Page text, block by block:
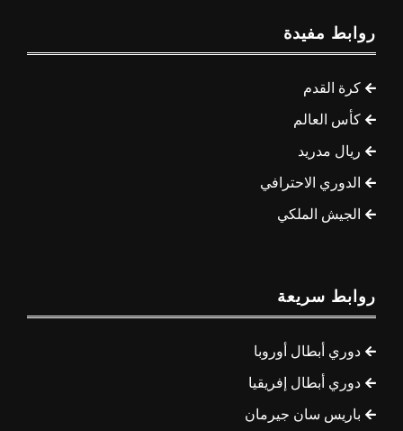
روابط مفيدة
كرة القدم
كأس العالم
ريال مدريد
الدوري الاحترافي
الجيش الملكي
روابط سريعة
دوري أبطال أوروبا
دوري أبطال إفريقيا
باريس سان جيرمان